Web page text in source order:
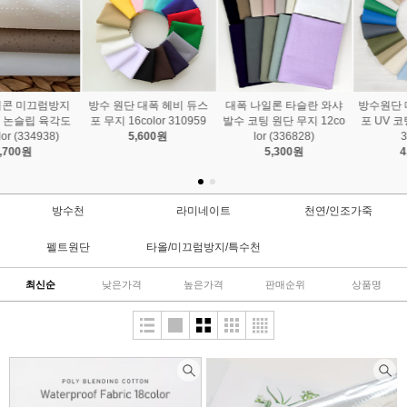
대폭 나일론 타슬란 와샤
발수 코팅 원단 무지 12co
lor (336828)
방수원단 대폭 150D 듀스
포 UV 코팅 무지 25color
방수 하프 코튼 원단 대폭
반다나모티프 3color 222
방수천 라미네이트 천연/인조가죽
펠트원단 타올/미끄럼방지/특수천
최신순 낮은가격 높은가격 판매순위 상품명